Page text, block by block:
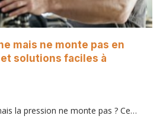
mais ne monte pas en
solutions faciles à
la pression ne monte pas ? Ce…